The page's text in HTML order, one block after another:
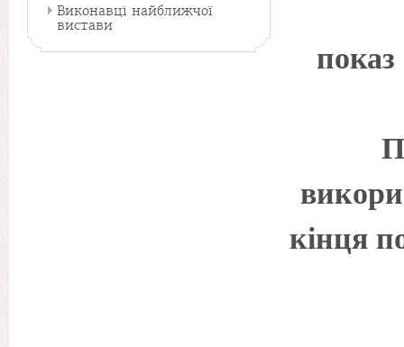
Виконавці найближчої
вистави
кінця